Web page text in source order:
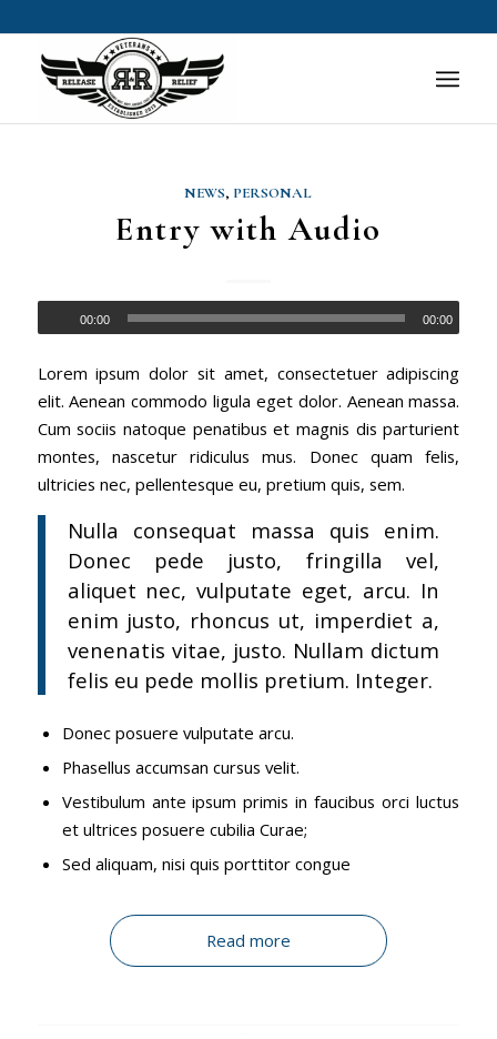
NEWS, PERSONAL
Entry with Audio
00:00 00:00
Lorem ipsum dolor sit amet, consectetuer adipiscing
elit. Aenean commodo ligula eget dolor. Aenean massa.
Cum sociis natoque penatibus et magnis dis parturient
montes, nascetur ridiculus mus. Donec quam felis,
ultricies nec, pellentesque eu, pretium quis, sem.
Nulla consequat massa quis enim.
Donec pede justo, fringilla vel,
aliquet nec, vulputate eget, arcu. In
enim justo, rhoncus ut, imperdiet a,
venenatis vitae, justo. Nullam dictum
felis eu pede mollis pretium. Integer.
Donec posuere vulputate arcu.
Phasellus accumsan cursus velit.
Vestibulum ante ipsum primis in faucibus orci luctus
et ultrices posuere cubilia Curae;
Sed aliquam, nisi quis porttitor congue
Read more